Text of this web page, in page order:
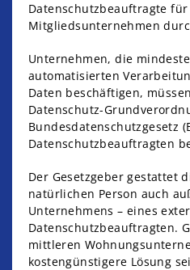
Datenschutzbeauftragte
Mitgliedsunternehmen
Unternehmen, die
automatisierten
Daten beschäftigen,
Datenschutz-
Bundesdatenschutzgesetz
Datenschutzbeauftragten
Der Gesetzgeber gestattet
natürlichen Person auch
Unternehmens – eines
Datenschutzbeauftragten.
mittleren
kostengünstigere Lösung